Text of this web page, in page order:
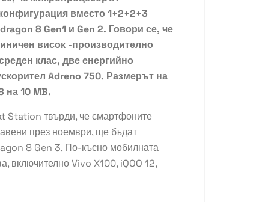
вместо 1+2+2+3
8 Gen1 и Gen 2. Говори се, че
висок -производително
клас, две енергийно
Adreno 750. Размерът на
на 10 MB.
Station твърди, че смартфоните
през ноември, ще бъдат
8 Gen 3. По-късно мобилната
включително Vivo X100, iQOO 12,